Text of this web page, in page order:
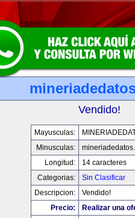
Vendido!
Mayusculas:
Minusculas:
Longitud:
14 caracteres
Categorias:
Sin Clasificar
Descripcion:
Vendido!
Precio:
Realizar una